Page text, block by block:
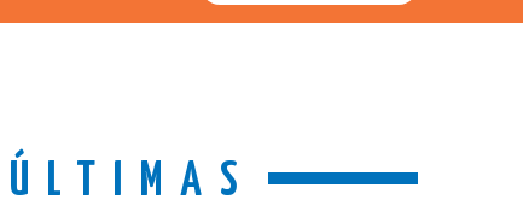
ÚLTIMAS